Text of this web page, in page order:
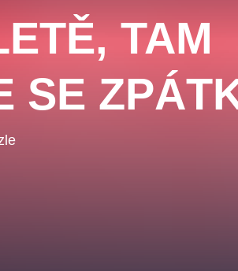
TAM
SE
divadlo premiéra klasickáhudba